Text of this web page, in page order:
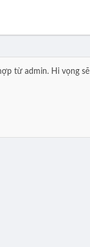
từ admin. Hi vọng sẽ